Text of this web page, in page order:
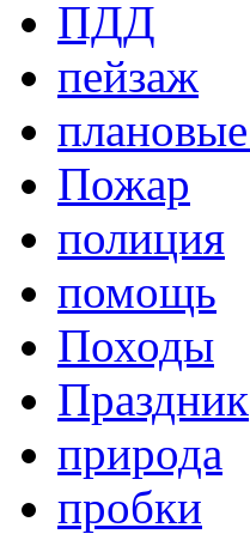
ПДД
пейзаж
Пожар
полиция
помощь
Походы
Праздник
природа
пробки